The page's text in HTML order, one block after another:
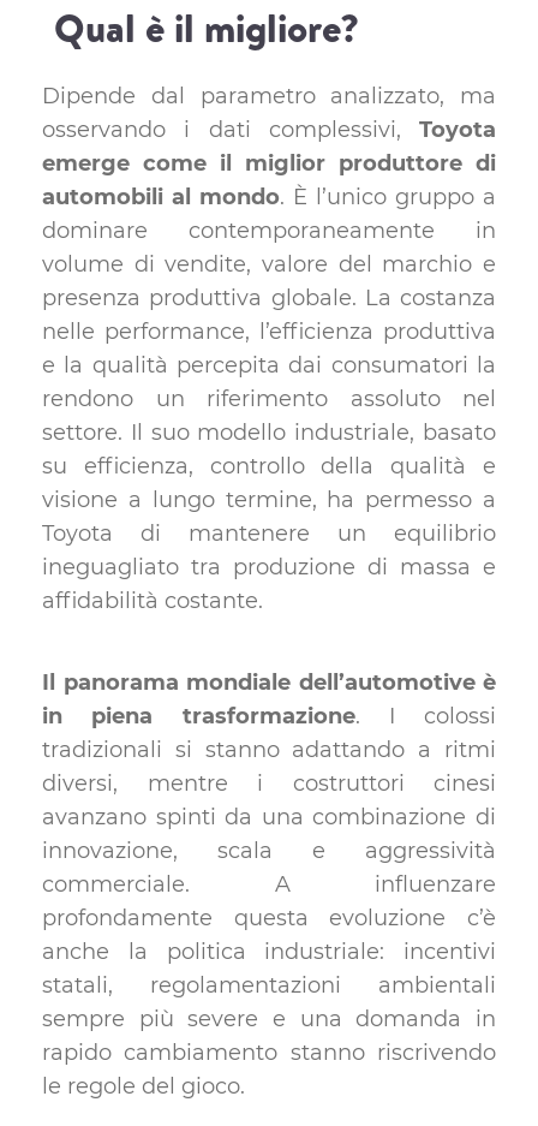
Qual è il migliore?
Dipende dal parametro analizzato, ma
osservando i dati complessivi, Toyota
emerge come il miglior produttore di
automobili al mondo. È l’unico gruppo a
dominare contemporaneamente in
volume di vendite, valore del marchio e
presenza produttiva globale. La costanza
nelle performance, l’efficienza produttiva
e la qualità percepita dai consumatori la
rendono un riferimento assoluto nel
settore. Il suo modello industriale, basato
su efficienza, controllo della qualità e
visione a lungo termine, ha permesso a
Toyota di mantenere un equilibrio
ineguagliato tra produzione di massa e
affidabilità costante.
Il panorama mondiale dell’automotive è
in piena trasformazione. I colossi
tradizionali si stanno adattando a ritmi
diversi, mentre i costruttori cinesi
avanzano spinti da una combinazione di
innovazione, scala e aggressività
commerciale. A influenzare
profondamente questa evoluzione c’è
anche la politica industriale: incentivi
statali, regolamentazioni ambientali
sempre più severe e una domanda in
rapido cambiamento stanno riscrivendo
le regole del gioco.